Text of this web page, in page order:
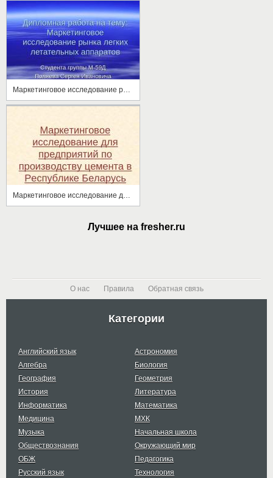
Лучшее на fresher.ru
О нас Правила Обратная связь
Категории
Английский язык
Астрономия
Алгебра
Биология
География
Геометрия
История
Литература
Информатика
Математика
Медицина
МХК
Музыка
Начальная школа
Обществознания
Окружающий мир
ОБЖ
Педагогика
Русский язык
Технология